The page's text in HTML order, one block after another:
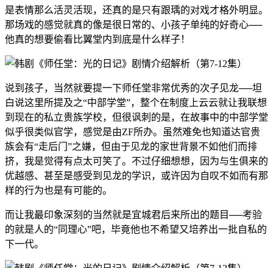
是表情那么活灵活现，还真的是只有跟瑀的对戏才格外明显。
那场戏的感觉就真的像是很日常的、小孩子单纯的好奇心──
他真的想要偷看比翼堂内到底是什么样子！
说到孩子，当然就要提一下师任堂非常优秀的次子见龙──坦
白说这里所提及之“中部学堂”，整个在制度上云云就让我联想
到现在的私立贵族学校，但很讽刺的是，在故事中的中部学堂
似乎很类似官学，感觉是由ZF所办。虽然难免也知道达官贵
族会有“走后门”之嫌，但由于见龙的家世背景不如他们而排
挤，我是觉得有点太可笑了。不过仔细想想，因为与生俱来的
优越感、甚至是感受到见龙的学识，或许因为自叹不如而有那
样的行为也是有可能的。
而让我最印象深刻的当然就是宜城君后来所出的题目──考验
的就是人的“同理心”吧，毕竟他也不希望又培养出一批自私的
下一代。